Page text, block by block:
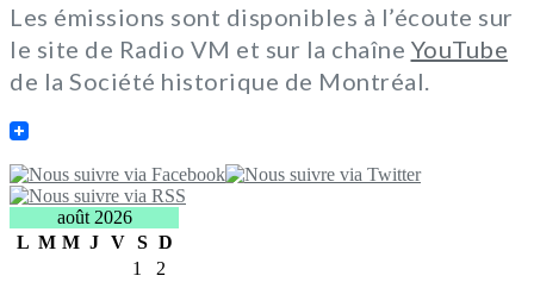
Les émissions sont disponibles à l’écoute sur
le site de Radio VM et sur la chaîne YouTube
de la Société historique de Montréal.
août 2026
L M M J V S D
1
2